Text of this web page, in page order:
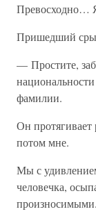
Превосходно…
Пришедший
— Простите,
фамилии.
Он протягивает
потом мне.
Мы с
человечка,
произносимыми.